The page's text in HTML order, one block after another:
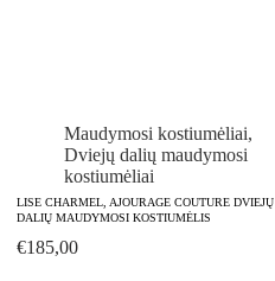
Maudymosi kostiumėliai,
Dviejų dalių maudymosi
kostiumėliai
LISE CHARMEL, AJOURAGE COUTURE DVIEJŲ
DALIŲ MAUDYMOSI KOSTIUMĖLIS
€185,00